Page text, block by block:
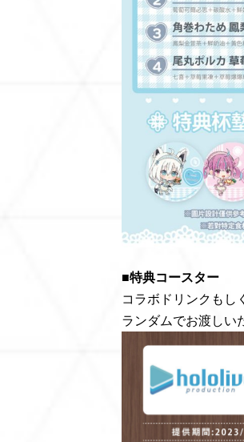
■特典コースター
コラボドリンクもし
ランダムでお渡しい